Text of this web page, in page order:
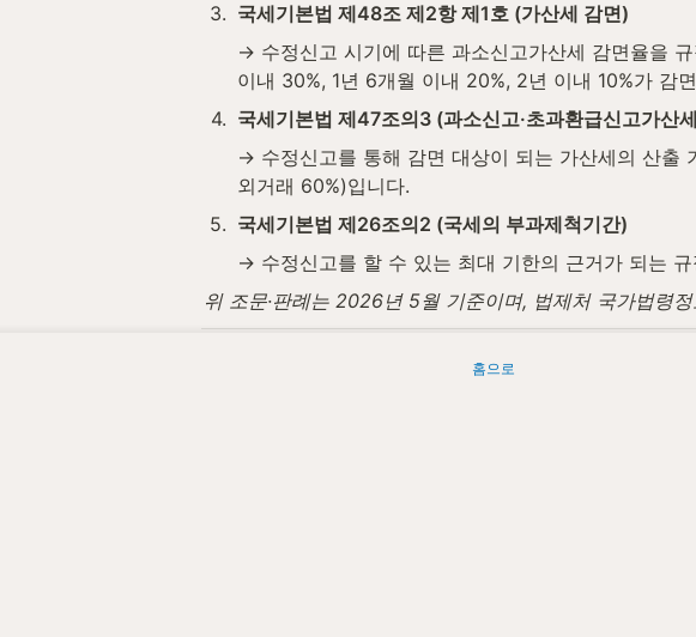
3. 국세기본법 제48조 제2항 제1호 (가산세 감면)
→ 수정신고 시기에 따른 과소신고가산세 감면율을
이내 30%, 1년 6개월 이내 20%, 2년 이내 10%가 감
4. 국세기본법 제47조의3 (과소신고·초과환급신고가산
→ 수정신고를 통해 감면 대상이 되는 가산세의 산출
외거래 60%)입니다.
5. 국세기본법 제26조의2 (국세의 부과제척기간)
→ 수정신고를 할 수 있는 최대 기한의 근거가 되는
위 조문·판례는 2026년 5월 기준이며, 법제처 국가법령
세무법인청년들은 수정신고와 관련된 사업자 신고·검토를
홈으로